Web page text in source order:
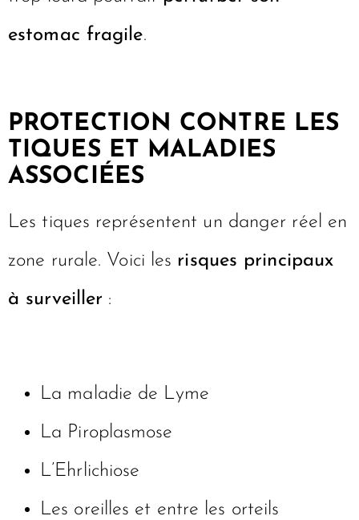
estomac fragile.
PROTECTION CONTRE LES
TIQUES ET MALADIES
ASSOCIÉES
Les tiques représentent un danger réel en
zone rurale. Voici les risques principaux
à surveiller :
La maladie de Lyme
La Piroplasmose
L’Ehrlichiose
Les oreilles et entre les orteils